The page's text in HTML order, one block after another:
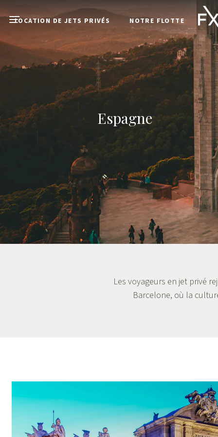
LOCATION DE JETS PRIVÉS NOTRE FLOTTE
Espagne
Les voyageurs en jet privé
Barcelone, où la